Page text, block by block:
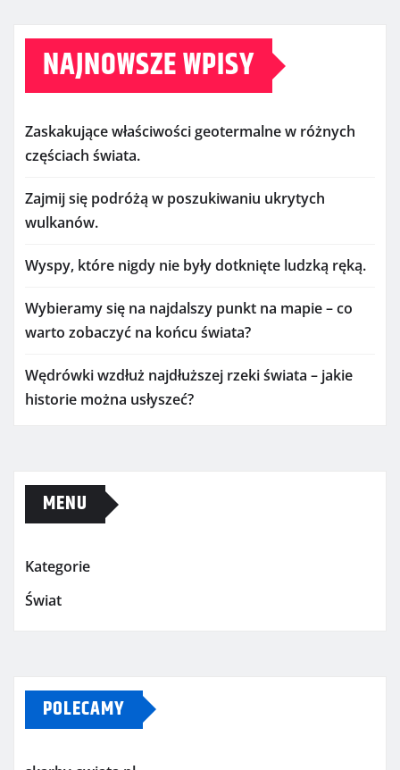
NAJNOWSZE WPISY
Zaskakujące właściwości geotermalne w różnych
częściach świata.
Zajmij się podróżą w poszukiwaniu ukrytych
wulkanów.
Wyspy, które nigdy nie były dotknięte ludzką ręką.
Wybieramy się na najdalszy punkt na mapie – co
warto zobaczyć na końcu świata?
Wędrówki wzdłuż najdłuższej rzeki świata – jakie
historie można usłyszeć?
MENU
Kategorie
Świat
POLECAMY